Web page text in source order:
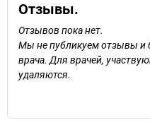
Отзывы.
Отзывов пока нет.
Мы не публикуем отзывы и
врача. Для врачей,
удаляются.